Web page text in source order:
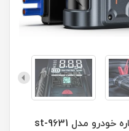
پمپ باد و جامپ استارتر همه‌کاره خودرو مدل st-9631